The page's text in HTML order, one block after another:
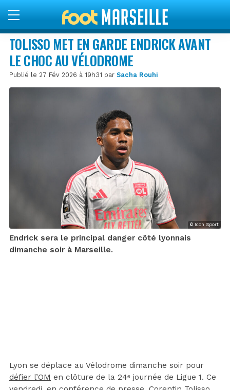
TOLISSO MET EN GARDE ENDRICK AVANT
LE CHOC AU VÉLODROME
Publié le 27 Fév 2026 à 19h31 par Sacha Rouhi
© Icon Sport
Endrick sera le principal danger côté lyonnais
dimanche soir à Marseille.
Lyon se déplace au Vélodrome dimanche soir pour
défier l’OM en clôture de la 24ᵉ journée de Ligue 1. Ce